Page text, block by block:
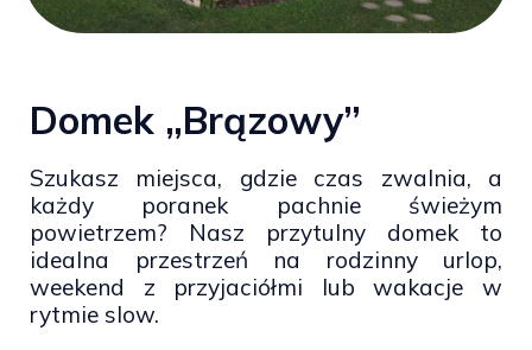
Domek „Brązowy”
Szukasz miejsca, gdzie czas zwalnia, a
każdy poranek pachnie świeżym
powietrzem? Nasz przytulny domek to
idealna przestrzeń na rodzinny urlop,
weekend z przyjaciółmi lub wakacje w
rytmie slow.